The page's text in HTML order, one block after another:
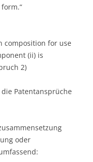
composition for use
(ii) is
2)
Patentansprüche
oder